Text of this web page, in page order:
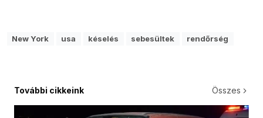
New York usa késelés sebesültek rendőrség
További cikkeink Összes